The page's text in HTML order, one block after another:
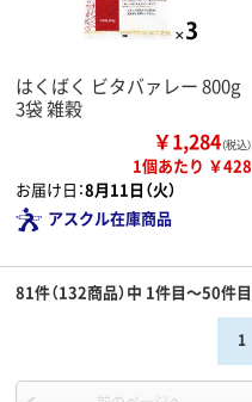
はくばく ビタバァレー 800g
3袋 雑穀
￥1,284（税込）
1個あたり ￥428
お届け日：8月11日（火）
アスクル在庫商品
81件（132商品）中 1件目～50件目
1